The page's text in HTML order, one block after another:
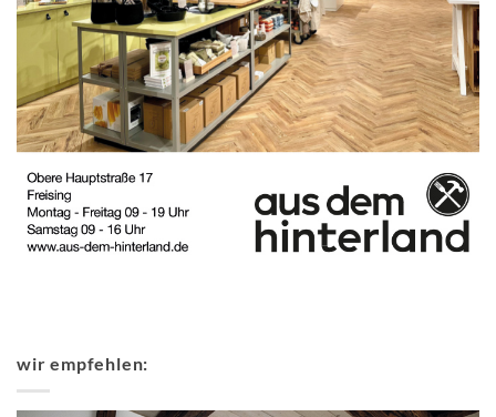
wir empfehlen: